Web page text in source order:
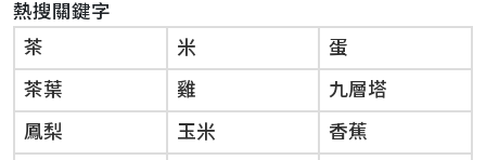
熱搜關鍵字
茶
米
蛋
茶葉
雞
九層塔
鳳梨
玉米
香蕉